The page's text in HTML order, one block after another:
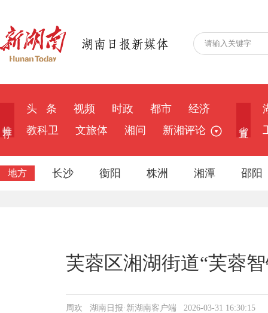
头 条 视频 时政 都市
经济
教科卫
文旅体 湘问 新湘评论
地方 长沙 衡阳 株洲 湘潭 邵阳
芙蓉区湘湖街道“芙蓉
周欢 湖南日报·新湖南客户端 2026-03-31 16:30:15